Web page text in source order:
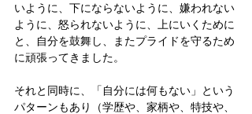
いように、下にならないように、嫌われない
ように、怒られないように、上にいくために
と、自分を鼓舞し、またプライドを守るため
に頑張ってきました。
それと同時に、「自分には何もない」という
パターンもあり（学歴や、家柄や、特技や、